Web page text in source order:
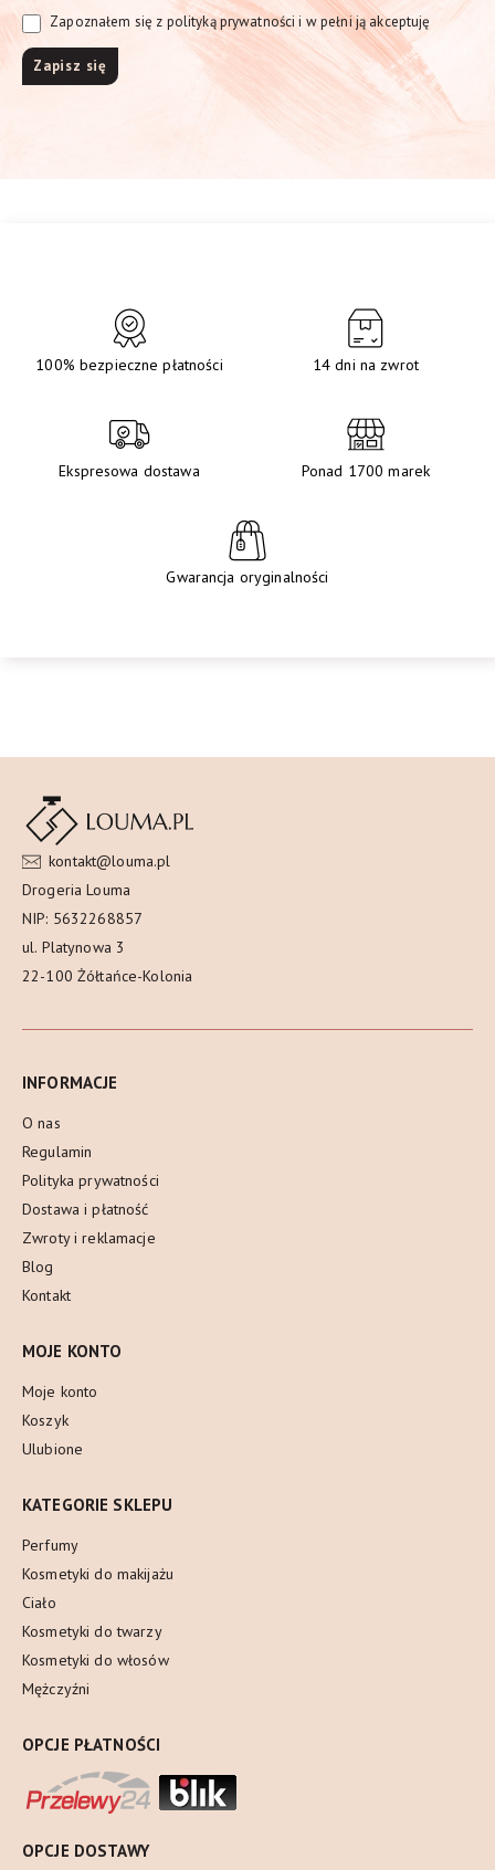
Zapoznałem się z polityką prywatności i w pełni ją akceptuję
100% bezpieczne płatności 14 dni na zwrot
Ekspresowa dostawa Ponad 1700 marek
Gwarancja oryginalności
kontakt@louma.pl
Drogeria Louma
NIP: 5632268857
ul. Platynowa 3
22-100 Żółtańce-Kolonia
INFORMACJE
O nas
Regulamin
Polityka prywatności
Dostawa i płatność
Zwroty i reklamacje
Blog
Kontakt
MOJE KONTO
Moje konto
Koszyk
Ulubione
KATEGORIE SKLEPU
Perfumy
Kosmetyki do makijażu
Ciało
Kosmetyki do twarzy
Kosmetyki do włosów
Mężczyźni
OPCJE PŁATNOŚCI
OPCJE DOSTAWY